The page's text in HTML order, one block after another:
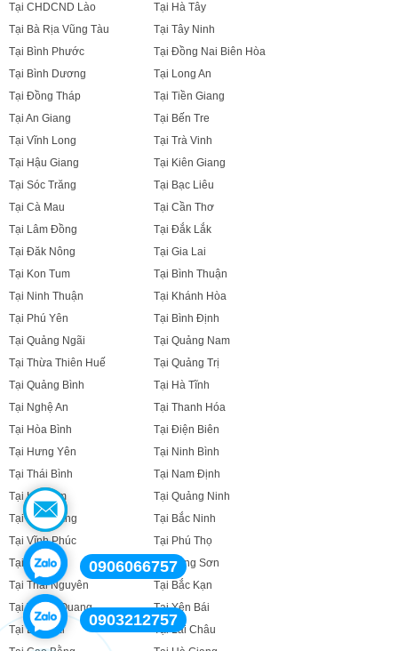
Tại CHDCND Lào
Tại Hà Tây
Tại Bà Rịa Vũng Tàu
Tại Tây Ninh
Tại Bình Phước
Tại Đồng Nai Biên Hòa
Tại Bình Dương
Tại Long An
Tại Đồng Tháp
Tại Tiền Giang
Tại An Giang
Tại Bến Tre
Tại Vĩnh Long
Tại Trà Vinh
Tại Hậu Giang
Tại Kiên Giang
Tại Sóc Trăng
Tại Bạc Liêu
Tại Cà Mau
Tại Cần Thơ
Tại Lâm Đồng
Tại Đắk Lắk
Tại Đăk Nông
Tại Gia Lai
Tại Kon Tum
Tại Bình Thuận
Tại Ninh Thuận
Tại Khánh Hòa
Tại Phú Yên
Tại Bình Định
Tại Quảng Ngãi
Tại Quảng Nam
Tại Thừa Thiên Huế
Tại Quảng Trị
Tại Quảng Bình
Tại Hà Tĩnh
Tại Nghệ An
Tại Thanh Hóa
Tại Hòa Bình
Tại Điện Biên
Tại Hưng Yên
Tại Ninh Bình
Tại Thái Bình
Tại Nam Định
Tại Hà Nam
Tại Quảng Ninh
Tại Bắc Giang
Tại Bắc Ninh
Tại Vĩnh Phúc
Tại Phú Thọ
Tại Sơn La
Tại Lạng Sơn
Tại Thái Nguyên
Tại Bắc Kạn
Tại Tuyên Quang
Tại Yên Bái
Tại Lào Cai
Tại Lai Châu
0903212757
0906066757